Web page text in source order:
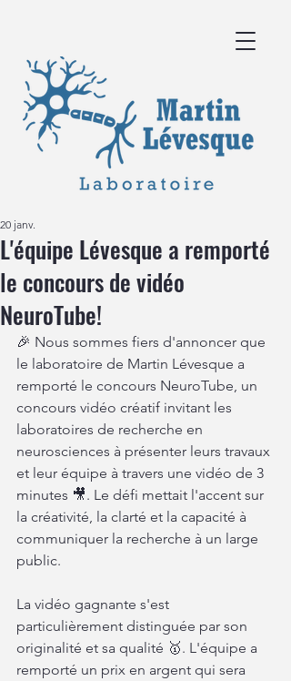
L'équipe Lévesque a remporté
le concours de vidéo
NeuroTube!
20 janv.
🎉 Nous sommes fiers d'annoncer que
le laboratoire de Martin Lévesque a
remporté le concours NeuroTube, un
concours vidéo créatif invitant les
laboratoires de recherche en
neurosciences à présenter leurs travaux
et leur équipe à travers une vidéo de 3
minutes 🎥. Le défi mettait l'accent sur
la créativité, la clarté et la capacité à
communiquer la recherche à un large
public.
La vidéo gagnante s'est
particulièrement distinguée par son
originalité et sa qualité 🥇. L'équipe a
remporté un prix en argent qui sera